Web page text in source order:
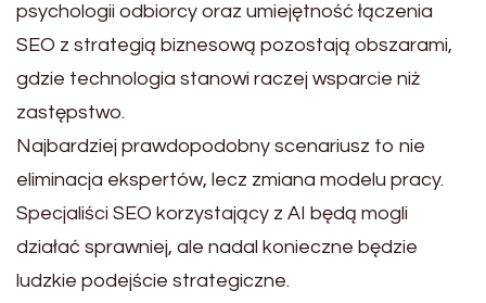
psychologii odbiorcy oraz umiejętność łączenia
SEO z strategią biznesową pozostają obszarami,
gdzie technologia stanowi raczej wsparcie niż
zastępstwo.
Najbardziej prawdopodobny scenariusz to nie
eliminacja ekspertów, lecz zmiana modelu pracy.
Specjaliści SEO korzystający z AI będą mogli
działać sprawniej, ale nadal konieczne będzie
ludzkie podejście strategiczne.